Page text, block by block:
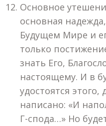
Основное
основная
Будущем Мире и
только
знать Его,
настоящему. И в
удостоятся
написано: «И
Г-спода…» Но